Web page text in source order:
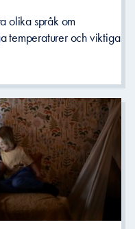
olika språk om
temperaturer och viktiga